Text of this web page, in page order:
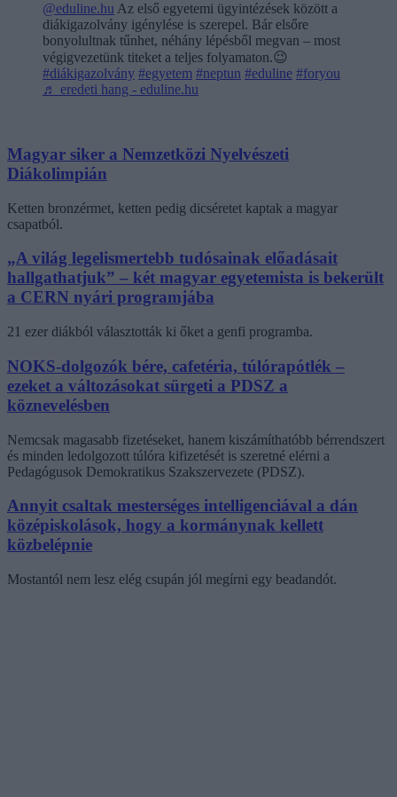
@eduline.hu Az első egyetemi ügyintézések között a
diákigazolvány igénylése is szerepel. Bár elsőre
bonyolultnak tűnhet, néhány lépésből megvan – most
végigvezetünk titeket a teljes folyamaton.😉
#diákigazolvány #egyetem #neptun #eduline #foryou
♬ eredeti hang - eduline.hu
Magyar siker a Nemzetközi Nyelvészeti
Diákolimpián
Ketten bronzérmet, ketten pedig dicséretet kaptak a magyar
csapatból.
„A világ legelismertebb tudósainak előadásait
hallgathatjuk” – két magyar egyetemista is bekerült
a CERN nyári programjába
21 ezer diákból választották ki őket a genfi programba.
NOKS-dolgozók bére, cafetéria, túlórapótlék –
ezeket a változásokat sürgeti a PDSZ a
köznevelésben
Nemcsak magasabb fizetéseket, hanem kiszámíthatóbb bérrendszert
és minden ledolgozott túlóra kifizetését is szeretné elérni a
Pedagógusok Demokratikus Szakszervezete (PDSZ).
Annyit csaltak mesterséges intelligenciával a dán
középiskolások, hogy a kormánynak kellett
közbelépnie
Mostantól nem lesz elég csupán jól megírni egy beadandót.